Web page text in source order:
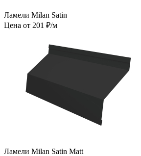
Ламели Milan Satin
Цена от 201 ₽/м
Ламели Milan Satin Matt